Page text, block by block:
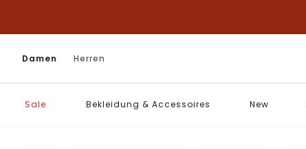
Damen Herren
Sale Bekleidung & Accessoires New